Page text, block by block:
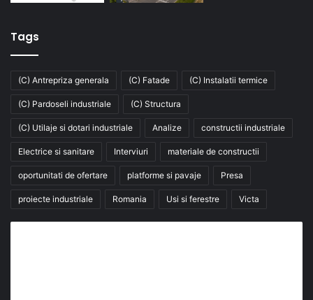
Tags
(C) Antrepriza generala (C) Fatade (C) Instalatii termice
(C) Pardoseli industriale (C) Structura
(C) Utilaje si dotari industriale Analize constructii industriale
Electrice si sanitare Interviuri materiale de constructii
oportunitati de ofertare platforme si pavaje Presa
proiecte industriale Romania Usi si ferestre Victa